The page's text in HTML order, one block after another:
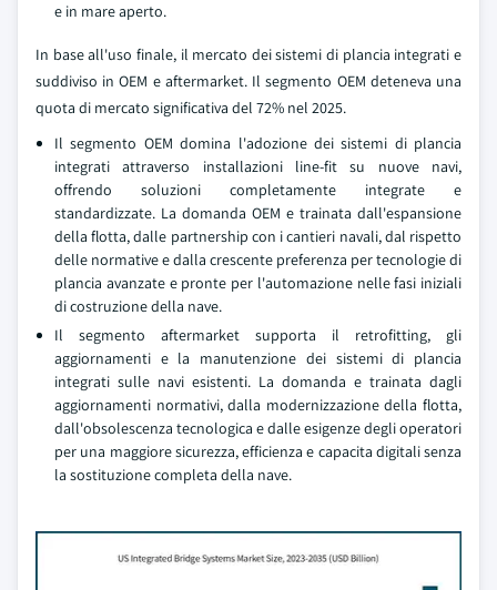
e in mare aperto.
In base all'uso finale, il mercato dei sistemi di plancia integrati e
suddiviso in OEM e aftermarket. Il segmento OEM deteneva una
quota di mercato significativa del 72% nel 2025.
Il segmento OEM domina l'adozione dei sistemi di plancia
integrati attraverso installazioni line-fit su nuove navi,
offrendo soluzioni completamente integrate e
standardizzate. La domanda OEM e trainata dall'espansione
della flotta, dalle partnership con i cantieri navali, dal rispetto
delle normative e dalla crescente preferenza per tecnologie di
plancia avanzate e pronte per l'automazione nelle fasi iniziali
di costruzione della nave.
Il segmento aftermarket supporta il retrofitting, gli
aggiornamenti e la manutenzione dei sistemi di plancia
integrati sulle navi esistenti. La domanda e trainata dagli
aggiornamenti normativi, dalla modernizzazione della flotta,
dall'obsolescenza tecnologica e dalle esigenze degli operatori
per una maggiore sicurezza, efficienza e capacita digitali senza
la sostituzione completa della nave.